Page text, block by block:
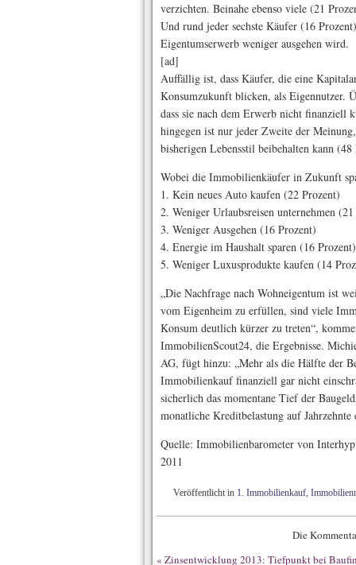
verzichten. Beinahe ebenso viele (21
Und rund jeder sechste Käufer (16
Eigentumserwerb weniger ausgehen wird.
[ad]
Auffällig ist, dass Käufer, die eine
Konsumzukunft blicken, als Eigennutzer.
dass sie nach dem Erwerb nicht finanziell
hingegen ist nur jeder Zweite der
bisherigen Lebensstil beibehalten kann (48
Wobei die Immobilienkäufer in Zukunft
1. Kein neues Auto kaufen (22 Prozent)
2. Weniger Urlaubsreisen unternehmen
3. Weniger Ausgehen (16 Prozent)
4. Energie im Haushalt sparen (16 Prozent)
5. Weniger Luxusprodukte kaufen (14
„Die Nachfrage nach Wohneigentum ist
vom Eigenheim zu erfüllen, sind viele
Konsum deutlich kürzer zu treten“,
ImmobilienScout24, die Ergebnisse.
AG, fügt hinzu: „Mehr als die Hälfte der
Immobilienkauf finanziell gar nicht
sicherlich das momentane Tief der
monatliche Kreditbelastung auf
Quelle: Immobilienbarometer von
2011
Veröffentlicht in 1. Immobilienkauf,
Die
« Zinsentwicklung 2013: Tiefpunkt bei